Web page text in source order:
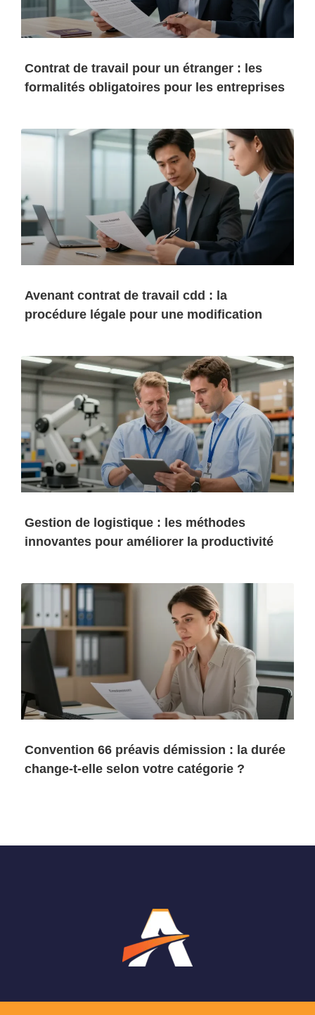
Contrat de travail pour un étranger : les
formalités obligatoires pour les entreprises
Avenant contrat de travail cdd : la
procédure légale pour une modification
Gestion de logistique : les méthodes
innovantes pour améliorer la productivité
Convention 66 préavis démission : la durée
change-t-elle selon votre catégorie ?